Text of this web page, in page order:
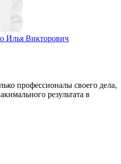
Илья Викторович
профессионалы своего дела,
результата в